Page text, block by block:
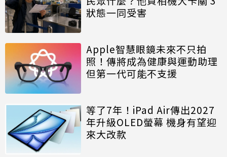
狀態一同受害
Apple智慧眼鏡未來不只拍
照！傳將成為健康與運動助理
但第一代可能不支援
等了7年！iPad Air傳出2027
年升級OLED螢幕 機身有望迎
來大改款